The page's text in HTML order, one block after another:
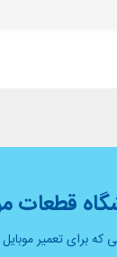
قطعات
که برای تعمیر موبایل